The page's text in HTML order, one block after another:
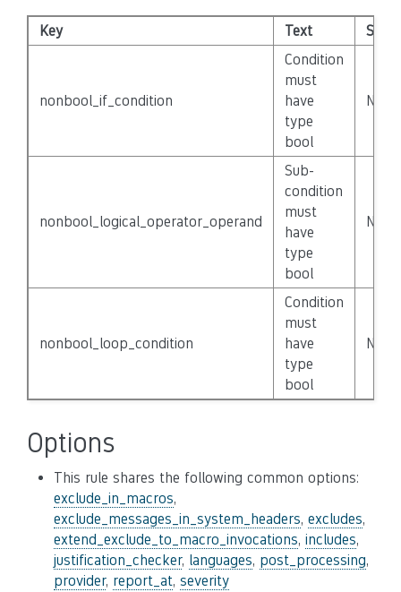
Key Text
nonbool_if_condition
Condition
must
have
type
bool
None
nonbool_logical_operator_operand
Sub-
condition
must
have
type
bool
None
nonbool_loop_condition
Condition
must
have
type
bool
None
Options
This rule shares the following common options:
exclude_in_macros,
exclude_messages_in_system_headers, excludes,
extend_exclude_to_macro_invocations, includes,
justification_checker, languages, post_processing,
provider, report_at, severity